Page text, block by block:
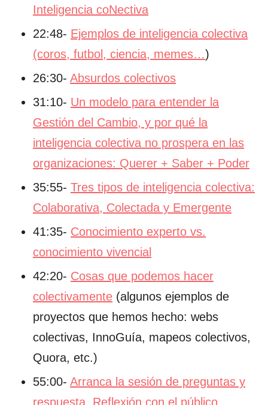
Inteligencia coNectiva
22:48- Ejemplos de inteligencia colectiva
(coros, futbol, ciencia, memes…)
26:30- Absurdos colectivos
31:10- Un modelo para entender la
Gestión del Cambio, y por qué la
inteligencia colectiva no prospera en las
organizaciones: Querer + Saber + Poder
35:55- Tres tipos de inteligencia colectiva:
Colaborativa, Colectada y Emergente
41:35- Conocimiento experto vs.
conocimiento vivencial
42:20- Cosas que podemos hacer
colectivamente (algunos ejemplos de
proyectos que hemos hecho: webs
colectivas, InnoGuía, mapeos colectivos,
Quora, etc.)
55:00- Arranca la sesión de preguntas y
respuesta. Reflexión con el público